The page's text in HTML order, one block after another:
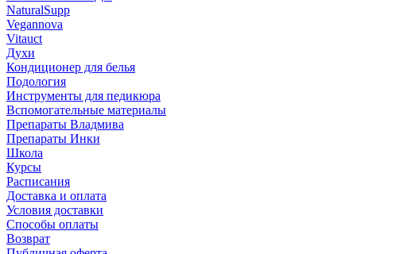
NaturalSupp
Vegannova
Vitauct
Духи
Кондиционер для белья
Подология
Инструменты для педикюра
Вспомогательные материалы
Препараты Владмива
Препараты Инки
Школа
Курсы
Расписания
Доставка и оплата
Условия доставки
Способы оплаты
Возврат